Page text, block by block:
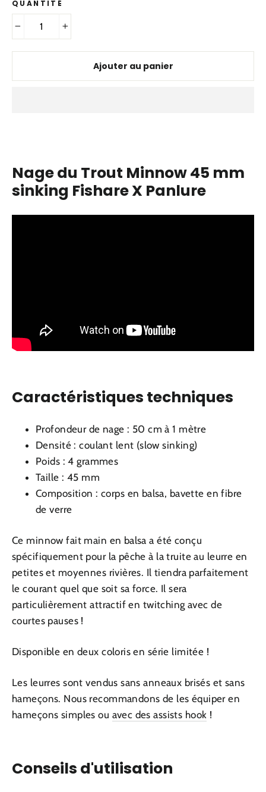
QUANTITÉ
Ajouter au panier
Nage du Trout Minnow 45 mm
sinking Fishare X Panlure
Caractéristiques techniques
Profondeur de nage : 50 cm à 1 mètre
Densité : coulant lent (slow sinking)
Poids : 4 grammes
Taille : 45 mm
Composition : corps en balsa, bavette en fibre
de verre
Ce minnow fait main en balsa a été conçu
spécifiquement pour la pêche à la truite au leurre en
petites et moyennes rivières. Il tiendra parfaitement
le courant quel que soit sa force. Il sera
particulièrement attractif en twitching avec de
courtes pauses !
Disponible en deux coloris en série limitée !
Les leurres sont vendus sans anneaux brisés et sans
hameçons. Nous recommandons de les équiper en
hameçons simples ou avec des assists hook !
Conseils d'utilisation